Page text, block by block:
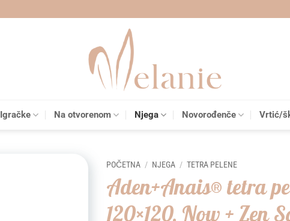
Igračke Na otvorenom Njega Novorođenče Vrtić/
POČETNA / NJEGA / TETRA PELENE
Aden+Anais® tetra
120×120, Now + Zen